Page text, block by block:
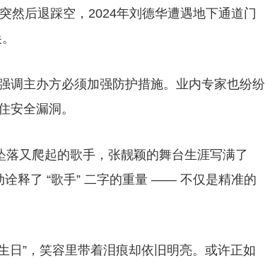
后退踩空，2024年刘德华遭遇地下通道门
调主办方必须加强防护措施。业内专家也纷纷
安全漏洞。
又爬起的歌手，张靓颖的舞台生涯写满了
诠释了 “歌手” 二字的重量 —— 不仅是精准的
日”，笑容里带着泪痕却依旧明亮。或许正如